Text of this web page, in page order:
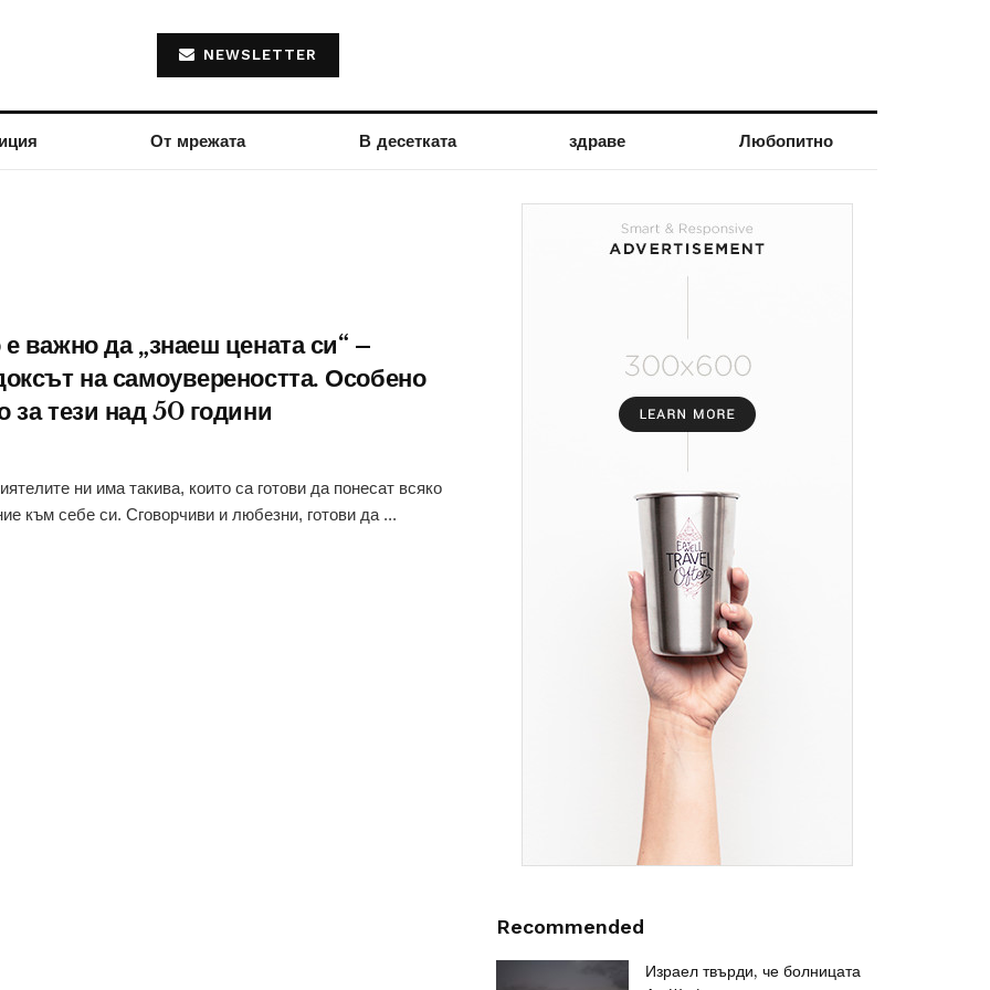
NEWSLETTER
От мрежата В десетката здраве Любопитно
важно да „знаеш цената си“ –
на самоувереността. Особено
за тези над 50 години
ни има такива, които са готови да понесат всяко
към себе си. Сговорчиви и любезни, готови да ...
Recommended
Израел твърди, че болницата